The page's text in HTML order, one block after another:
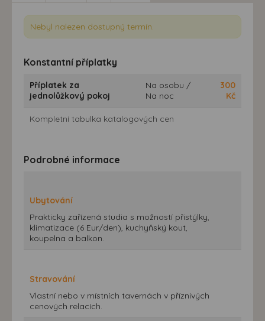
Nebyl nalezen dostupný termín.
Konstantní příplatky
Příplatek za
jednolůžkový pokoj
Na osobu /
Na noc
300
Kč
Kompletní tabulka katalogových cen
Podrobné informace
Ubytování
Prakticky zařízená studia s možností přistýlky,
klimatizace (6 Eur/den), kuchyňský kout,
koupelna a balkon.
Stravování
Vlastní nebo v místních tavernách v příznivých
cenových relacích.